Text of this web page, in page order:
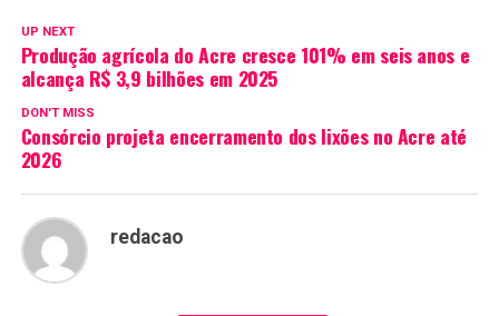
UP NEXT
Produção agrícola do Acre cresce 101% em seis anos e
alcança R$ 3,9 bilhões em 2025
DON'T MISS
Consórcio projeta encerramento dos lixões no Acre até
2026
redacao